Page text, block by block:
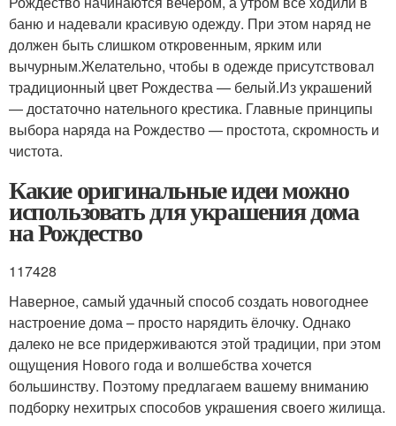
баню и надевали красивую одежду. При этом наряд не
должен быть слишком откровенным, ярким или
вычурным.Желательно, чтобы в одежде присутствовал
традиционный цвет Рождества — белый.Из украшений
— достаточно нательного крестика. Главные принципы
выбора наряда на Рождество — простота, скромность и
чистота.
Какие оригинальные идеи можно
использовать для украшения дома
на Рождество
117428
Наверное, самый удачный способ создать новогоднее
настроение дома – просто нарядить ёлочку. Однако
далеко не все придерживаются этой традиции, при этом
ощущения Нового года и волшебства хочется
большинству. Поэтому предлагаем вашему вниманию
подборку нехитрых способов украшения своего жилища.